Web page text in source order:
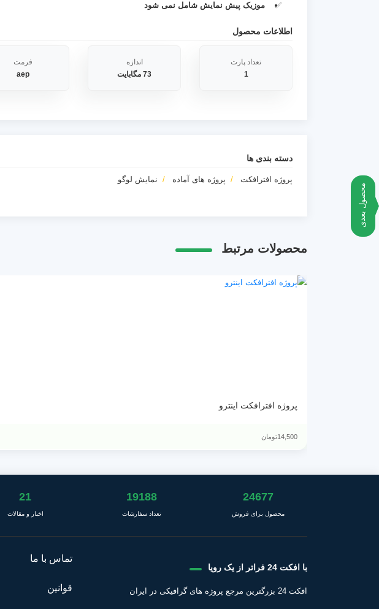
محصول بعدی
موزیک پیش نمایش شامل نمی شود
اطلاعات محصول
تعداد پارت
1
اندازه
73 مگابایت
فرمت
aep
دسته بندی ها
پروژه افترافکت پروژه های آماده نمایش لوگو
محصولات مرتبط
پروژه افترافکت اینترو
14,500تومان
24677
محصول برای فروش
19188
تعداد سفارشات
21
اخبار و مقالات
با افکت 24 فراتر از یک رویا
افکت 24 بزرگترین مرجع پروژه های گرافیکی در ایران
تماس با ما
قوانین